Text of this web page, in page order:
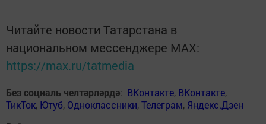
Читайте новости Татарстана в
национальном мессенджере MАХ:
https://max.ru/tatmedia
Без социаль челтәрләрдә: ВКонтакте, ВКонтакте,
ТикТок, Ютуб, Одноклассники,Телеграм, Яндекс.Дзен